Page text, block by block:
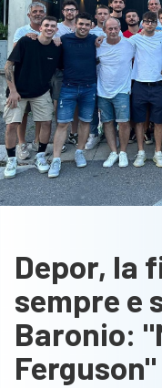
Depor, la
sempre e
Baronio:
Ferguson"